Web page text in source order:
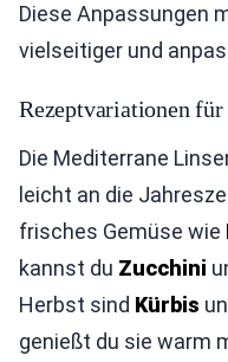
Diese Anpassungen
vielseitiger und
Rezeptvariationen für
Die Mediterrane
leicht an die
frisches Gemüse wie
kannst du Zucchini
Herbst sind Kürbis
genießt du sie warm